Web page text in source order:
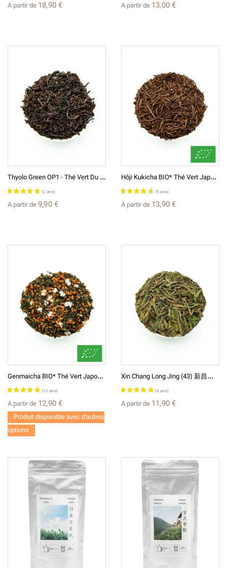
(12 avis)
A partir de 18,90 € A partir de 13,00 €
T
Hyolo Green OP1 - Thé Vert Du Malawi
A partir de 9,90 €
H
Ôji Kukicha BIO* Thé Vert Japonais De Tiges Grillées ほうじ茎茶
A partir de 13,90 €
G
Enmaicha BIO* Thé Vert Japonais 玄米茶
A partir de 12,90 €
Produit disponible avec d'autres
options
X
In Chang Long Jing (43) 新昌龙井 Thé De Chine Vert
A partir de 11,90 €